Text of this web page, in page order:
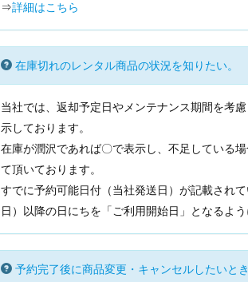
⇒詳細はこちら
在庫切れのレンタル商品の状況を知りたい。
当社では、返却予定日やメンテナンス期間を考
示しております。
在庫が潤沢であれば〇で表示し、不足している
て頂いております。
すでに予約可能日付（当社発送日）が記載され
日）以降の日にちを「ご利用開始日」となるよう
予約完了後に商品変更・キャンセルしたいと